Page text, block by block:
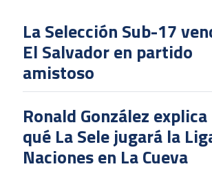
La Selección Sub-17
El Salvador en partido
amistoso
Ronald González
qué La Sele jugará la
Naciones en La Cueva